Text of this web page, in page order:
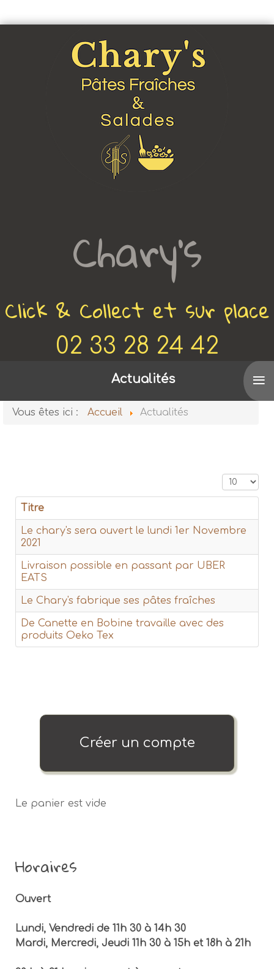
Chary's
Click & Collect et sur place
02 33 28 24 42
Voir aussi
Actualités ≡
Vous êtes ici : Accueil Actualités
Affichage
Titre
Le chary's sera ouvert le lundi 1er Novembre
2021
Livraison possible en passant par UBER
EATS
Le Chary's fabrique ses pâtes fraîches
De Canette en Bobine travaille avec des
produits Oeko Tex
Créer un compte
Le panier est vide
Horaires
Ouvert
Lundi, Vendredi de 11h 30 à 14h 30
Mardi, Mercredi, Jeudi 11h 30 à 15h et 18h à 21h